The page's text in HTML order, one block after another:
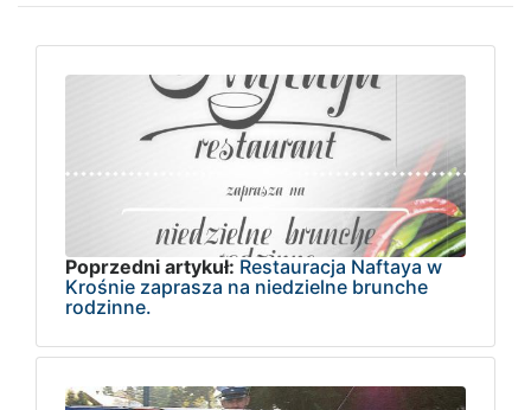
Poprzedni artykuł: Restauracja Naftaya w
Krośnie zaprasza na niedzielne brunche
rodzinne.